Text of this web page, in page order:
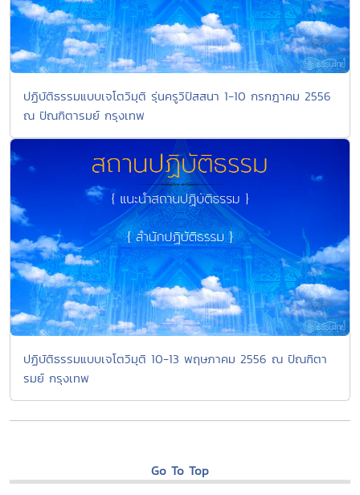
ปฏิบัติธรรมแบบเจโตวิมุติ รุ่นครูวิปัสสนา 1-10 กรกฎาคม 2556
ณ ปัณฑิตารมย์ กรุงเทพ
ปฏิบัติธรรมแบบเจโตวิมุติ 10-13 พฤษภาคม 2556 ณ ปัณฑิตา
รมย์ กรุงเทพ
Go To Top